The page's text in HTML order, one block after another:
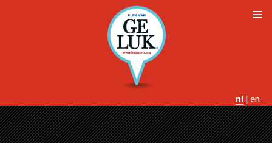
nl | en
SPRING NAAR INHOUD